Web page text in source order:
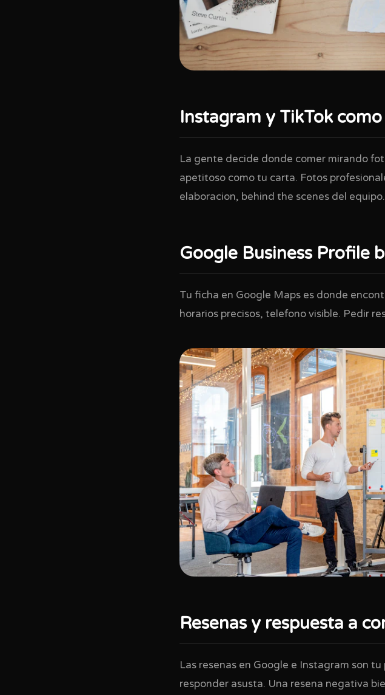
Instagram y TikTok
La gente decide donde comer mirando
apetitoso como tu carta. Fotos
elaboracion, behind the scenes del equipo.
Google Business Profile
Tu ficha en Google Maps es donde
horarios precisos, telefono visible. Pedir
Resenas y respuesta a
Las resenas en Google e Instagram son
responder asusta. Una resena negativa